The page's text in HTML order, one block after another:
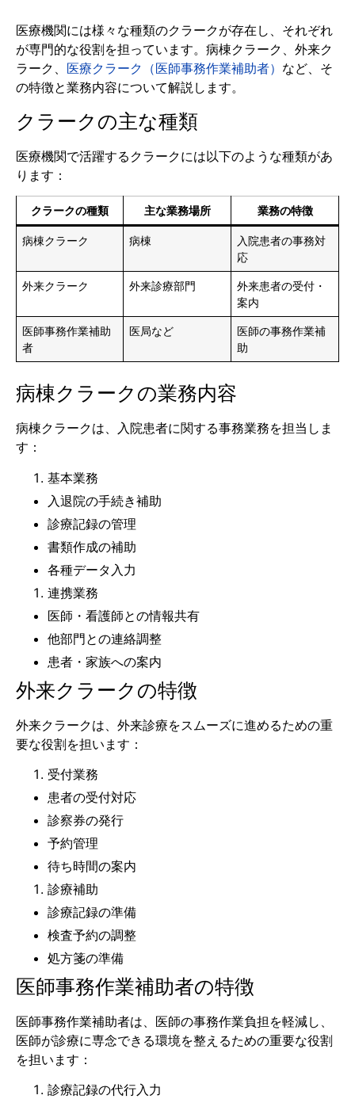
医療機関には様々な種類のクラークが存在し、それぞれ
が専門的な役割を担っています。病棟クラーク、外来ク
ラーク、 医療クラーク（医師事務作業補助者） など、そ
の特徴と業務内容について解説します。
クラークの主な種類
医療機関で活躍するクラークには以下のような種類があ
ります：
クラークの種類 主な業務場所 業務の特徴
病棟クラーク 病棟
入院患者の事務対
応
外来クラーク 外来診療部門
外来患者の受付・
案内
医師事務作業補助
者
医局など
医師の事務作業補
助
病棟クラークの業務内容
病棟クラークは、入院患者に関する事務業務を担当しま
す：
基本業務
入退院の手続き補助
診療記録の管理
書類作成の補助
各種データ入力
連携業務
医師・看護師との情報共有
他部門との連絡調整
患者・家族への案内
外来クラークの特徴
外来クラークは、外来診療をスムーズに進めるための重
要な役割を担います：
受付業務
患者の受付対応
診察券の発行
予約管理
待ち時間の案内
診療補助
診療記録の準備
検査予約の調整
処方箋の準備
医師事務作業補助者の特徴
医師事務作業補助者は、医師の事務作業負担を軽減し、
医師が診療に専念できる環境を整えるための重要な役割
を担います：
診療記録の代行入力